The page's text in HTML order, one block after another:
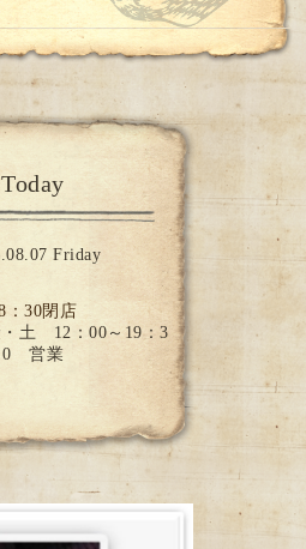
Today
Friday
：30閉店
土 12：00～19：3
0 営業